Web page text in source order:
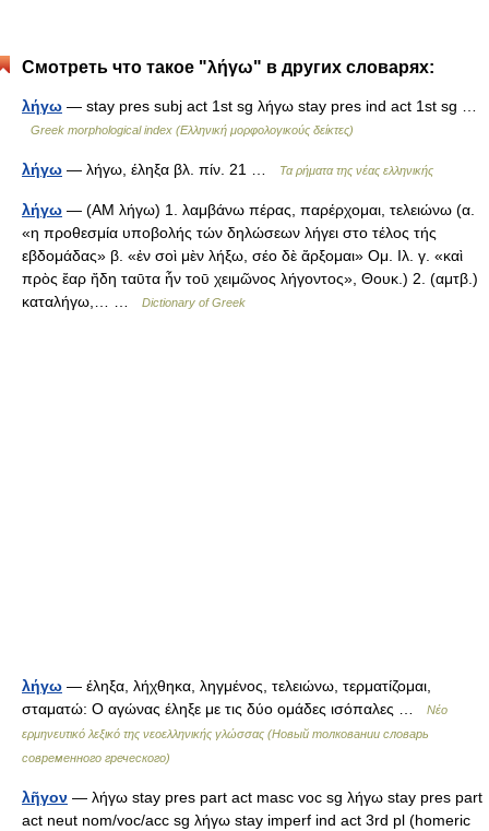
Смотреть что такое "λήγω" в других словарях:
λήγω — stay pres subj act 1st sg λήγω stay pres ind act 1st sg …
Greek morphological index (Ελληνική μορφολογικούς δείκτες)
λήγω — λήγω, έληξα βλ. πίν. 21 … Τα ρήματα της νέας ελληνικής
λήγω — (AM λήγω) 1. λαμβάνω πέρας, παρέρχομαι, τελειώνω (α.
«η προθεσμία υποβολής τών δηλώσεων λήγει στο τέλος τής
εβδομάδας» β. «ἐν σοὶ μὲν λήξω, σέο δὲ ἄρξομαι» Ομ. Ιλ. γ. «καὶ
πρὸς ἔαρ ἤδη ταῡτα ἦν τοῡ χειμῶνος λήγοντος», Θουκ.) 2. (αμτβ.)
καταλήγω,… …
Dictionary of Greek
λήγω — έληξα, λήχθηκα, ληγμένος, τελειώνω, τερματίζομαι,
σταματώ: Ο αγώνας έληξε με τις δύο ομάδες ισόπαλες …
Νέο
ερμηνευτικό λεξικό της νεοελληνικής γλώσσας (Новый толковании словарь
современного греческого)
λῆγον — λήγω stay pres part act masc voc sg λήγω stay pres part
act neut nom/voc/acc sg λήγω stay imperf ind act 3rd pl (homeric